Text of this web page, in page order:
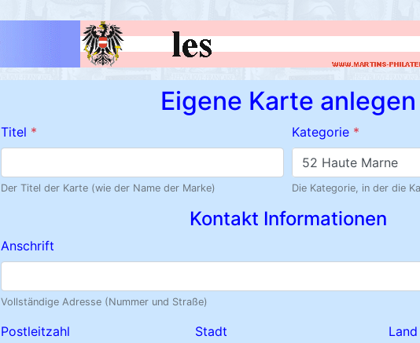
Eigene Karte anlegen
Titel *
Der Titel der Karte (wie der Name der Marke)
Kategorie *
52 Haute Marne
Die Kategorie, in der die
Kontakt Informationen
Anschrift
Vollständige Adresse (Nummer und Straße)
Postleitzahl Stadt
Land